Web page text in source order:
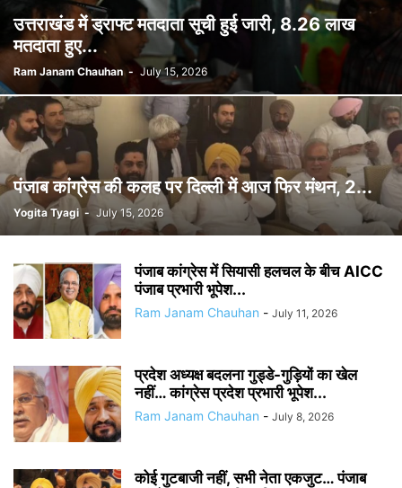
उत्तराखंड में ड्राफ्ट मतदाता सूची हुई जारी, 8.26 लाख
मतदाता हुए...
Ram Janam Chauhan - July 15, 2026
पंजाब कांग्रेस की कलह पर दिल्ली में आज फिर मंथन, 2...
Yogita Tyagi - July 15, 2026
पंजाब कांग्रेस में सियासी हलचल के बीच AICC
पंजाब प्रभारी भूपेश...
Ram Janam Chauhan - July 11, 2026
प्रदेश अध्यक्ष बदलना गुड्डे-गुड़ियों का खेल
नहीं… कांग्रेस प्रदेश प्रभारी भूपेश...
Ram Janam Chauhan - July 8, 2026
कोई गुटबाजी नहीं, सभी नेता एकजुट… पंजाब